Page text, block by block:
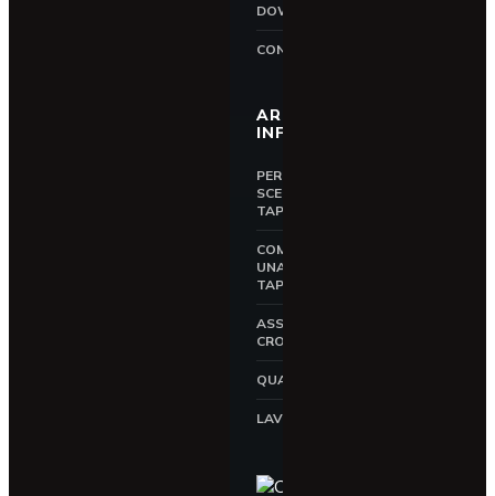
DOWNLOAD
CONTATTI
AREA
INFORMATIVA
PERCHÉ
SCEGLIERE UNA
TAPPARELLA
COME SCEGLIERE
UNA
TAPPARELLA
ASSICURAZIONE
CROCI
QUALITÀ CROCI
LAVORA CON NOI